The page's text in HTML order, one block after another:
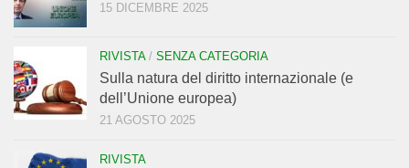
15 DICEMBRE 2025
RIVISTA/ SENZA CATEGORIA
Sulla natura del diritto internazionale (e
dell’Unione europea)
21 AGOSTO 2025
RIVISTA